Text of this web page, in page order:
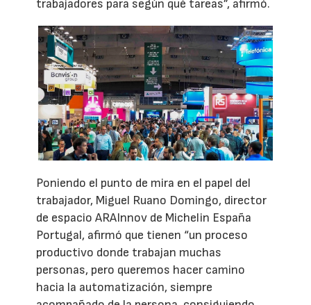
trabajadores para según qué tareas”, afirmó.
Poniendo el punto de mira en el papel del
trabajador, Miguel Ruano Domingo, director
de espacio ARAInnov de Michelin España
Portugal, afirmó que tienen “un proceso
productivo donde trabajan muchas
personas, pero queremos hacer camino
hacia la automatización, siempre